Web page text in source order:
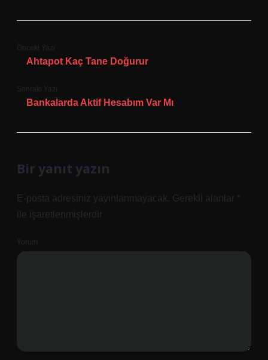
Önceki Yazı
Ahtapot Kaç Tane Doğurur
Sonraki Yazı
Bankalarda Aktif Hesabım Var Mı
Bir yanıt yazın
E-posta adresiniz yayınlanmayacak. Gerekli alanlar *
ile işaretlenmişlerdir
Yorum